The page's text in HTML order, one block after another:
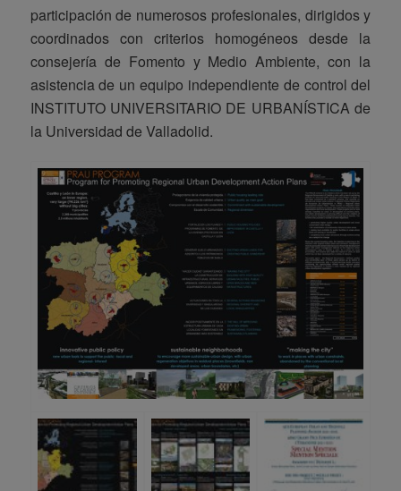
participación de numerosos profesionales, dirigidos y
coordinados con criterios homogéneos desde la
consejería de Fomento y Medio Ambiente, con la
asistencia de un equipo independiente de control del
INSTITUTO UNIVERSITARIO DE URBANÍSTICA de
la Universidad de Valladolid.